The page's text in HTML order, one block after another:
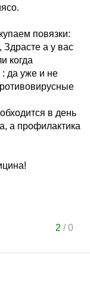
повязки:
а у вас
когда
: да уже и не
в день
а профилактика
2 /0